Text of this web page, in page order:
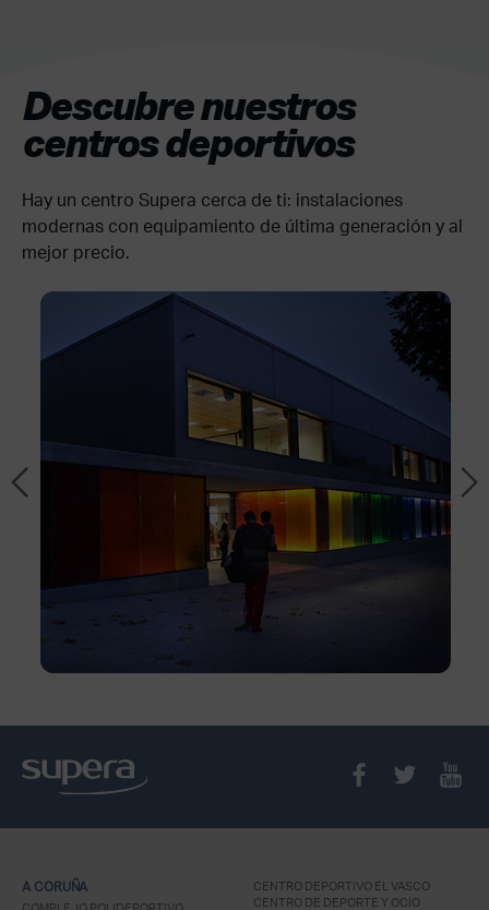
Descubre nuestros
centros deportivos
Hay un centro Supera cerca de ti: instalaciones
modernas con equipamiento de última generación y al
mejor precio.
A CORUÑA
CENTRO DEPORTIVO EL VASCO
CENTRO DE DEPORTE Y OCIO